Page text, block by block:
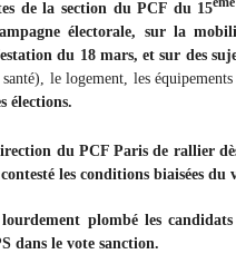
de la section du PCF du 15
électorale, sur la
du 18 mars, et sur des
le logement, les
élections.
du PCF Paris de rallier
les conditions biaisées
plombé les
dans le vote sanction.